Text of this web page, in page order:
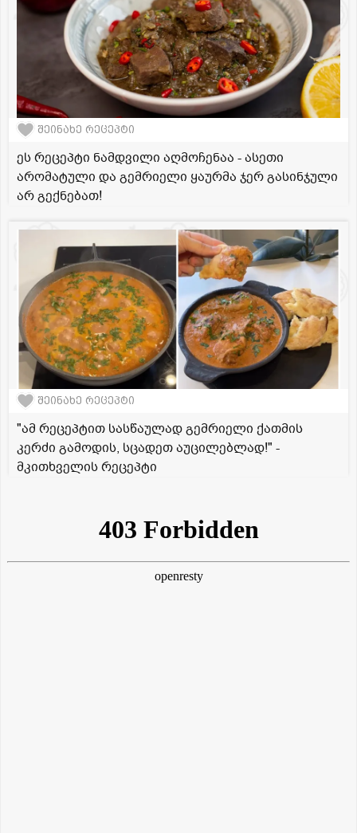
შეინახე რეცეპტი
ეს რეცეპტი ნამდვილი აღმოჩენაა - ასეთი
არომატული და გემრიელი ყაურმა ჯერ გასინჯული
არ გექნებათ!
შეინახე რეცეპტი
"ამ რეცეპტით სასწაულად გემრიელი ქათმის
კერძი გამოდის, სცადეთ აუცილებლად!" -
მკითხველის რეცეპტი